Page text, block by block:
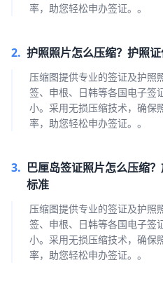
率，助您轻松申办签证。。
2. 护照照片怎么压缩？护照
压缩图提供专业的签证及护照
签、申根、日韩等各国电子签
小。采用无损压缩技术，确保
率，助您轻松申办签证。。
3. 巴厘岛签证照片怎么压缩
标准
压缩图提供专业的签证及护照
签、申根、日韩等各国电子签
小。采用无损压缩技术，确保
率，助您轻松申办签证。。